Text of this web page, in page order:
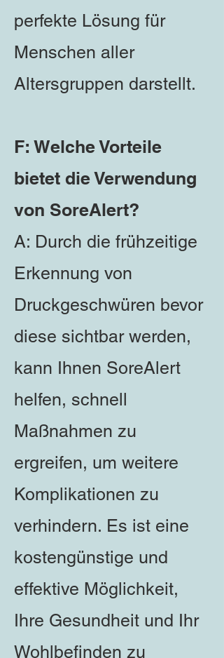
perfekte Lösung für
Menschen aller
Altersgruppen darstellt.
F: Welche Vorteile
bietet die Verwendung
von SoreAlert?
A: Durch die frühzeitige
Erkennung von
Druckgeschwüren bevor
diese sichtbar werden,
kann Ihnen SoreAlert
helfen, schnell
Maßnahmen zu
ergreifen, um weitere
Komplikationen zu
verhindern. Es ist eine
kostengünstige und
effektive Möglichkeit,
Ihre Gesundheit und Ihr
Wohlbefinden zu